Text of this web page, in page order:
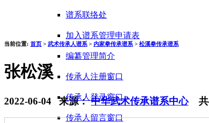
谱系联络处
加入谱系管理申请表
编纂管理简介
传承人注册窗口
传承人登录窗口
传承人留言窗口
当前位置: 首页 > 武术传承人谱系 > 内家拳传承谱系 > 松溪拳传承谱系
张松溪
2022-06-04 来源：中华武术传承谱系中心共